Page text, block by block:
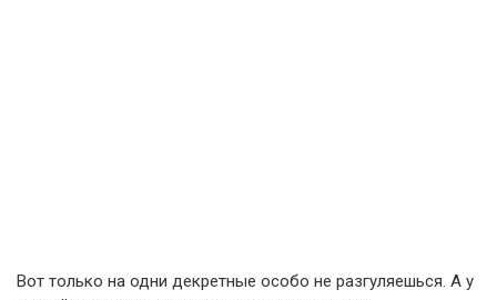
Вот только на одни декретные особо не разгуляешься. А у